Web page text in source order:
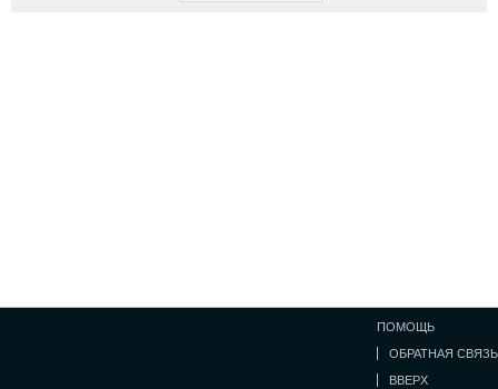
ПОМОЩЬ
ОБРАТНАЯ СВЯЗЬ
ВВЕРХ